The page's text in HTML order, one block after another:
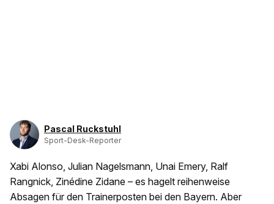
Pascal Ruckstuhl
Sport-Desk-Reporter
Xabi Alonso, Julian Nagelsmann, Unai Emery, Ralf
Rangnick, Zinédine Zidane – es hagelt reihenweise
Absagen für den Trainerposten bei den Bayern. Aber